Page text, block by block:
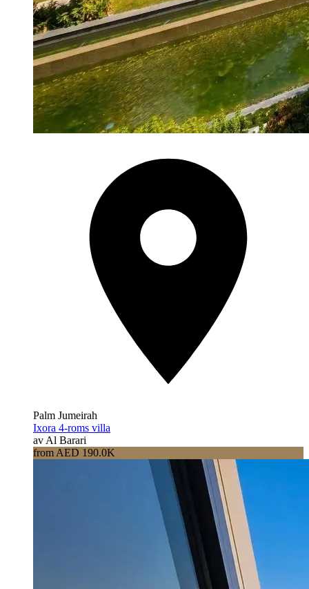
Palm Jumeirah
Ixora 4-roms villa
av Al Barari
from AED 190.0K